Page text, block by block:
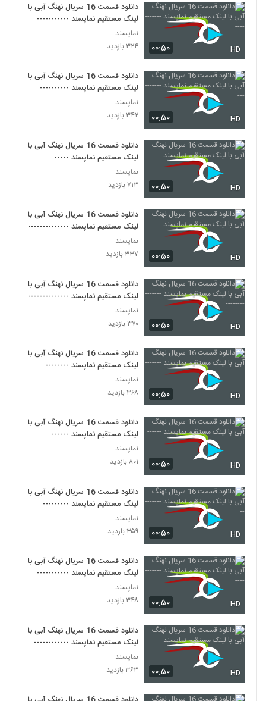
۰۰:۵۰ HD
دانلود قسمت 16 سریال نهنگ آبی با
لینک مستقیم نماپسند -----------
نماپسند
۳۲۴ بازدید
۰۰:۵۰ HD
دانلود قسمت 16 سریال نهنگ آبی با
لینک مستقیم نماپسند ----------
نماپسند
۳۴۲ بازدید
۰۰:۵۰ HD
دانلود قسمت 16 سریال نهنگ آبی با
لینک مستقیم نماپسند -----
نماپسند
۷۱۳ بازدید
۰۰:۵۰ HD
دانلود قسمت 16 سریال نهنگ آبی با
لینک مستقیم نماپسند --------------
نماپسند
۳۳۷ بازدید
۰۰:۵۰ HD
دانلود قسمت 16 سریال نهنگ آبی با
لینک مستقیم نماپسند ---------------
نماپسند
۳۷۰ بازدید
۰۰:۵۰ HD
دانلود قسمت 16 سریال نهنگ آبی با
لینک مستقیم نماپسند --------
نماپسند
۳۶۸ بازدید
۰۰:۵۰ HD
دانلود قسمت 16 سریال نهنگ آبی با
لینک مستقیم نماپسند ------
نماپسند
۸۰۱ بازدید
۰۰:۵۰ HD
دانلود قسمت 16 سریال نهنگ آبی با
لینک مستقیم نماپسند ---------
نماپسند
۳۵۹ بازدید
۰۰:۵۰ HD
دانلود قسمت 16 سریال نهنگ آبی با
لینک مستقیم نماپسند -----------
نماپسند
۳۴۸ بازدید
۰۰:۵۰ HD
دانلود قسمت 16 سریال نهنگ آبی با
لینک مستقیم نماپسند ------------
نماپسند
۳۶۳ بازدید